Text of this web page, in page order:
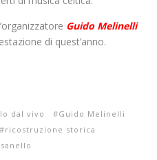
Guido Melinelli
di quest’anno.
dal vivo
Guido Melinelli
ricostruzione storica